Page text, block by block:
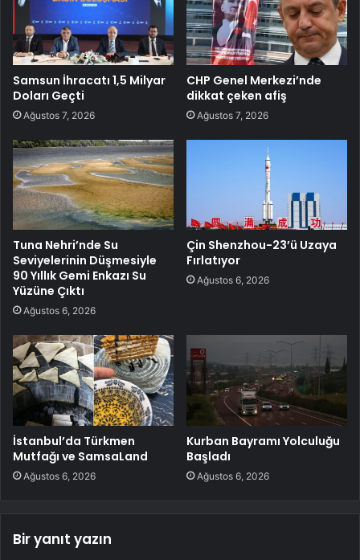
Samsun İhracatı 1,5 Milyar
Doları Geçti
Ağustos 7, 2026
CHP Genel Merkezi’nde
dikkat çeken afiş
Ağustos 7, 2026
Tuna Nehri’nde Su
Seviyelerinin Düşmesiyle
90 Yıllık Gemi Enkazı Su
Yüzüne Çıktı
Ağustos 6, 2026
Çin Shenzhou-23’ü Uzaya
Fırlatıyor
Ağustos 6, 2026
İstanbul’da Türkmen
Mutfağı ve SamsaLand
Ağustos 6, 2026
Kurban Bayramı Yolculuğu
Başladı
Ağustos 6, 2026
Bir yanıt yazın